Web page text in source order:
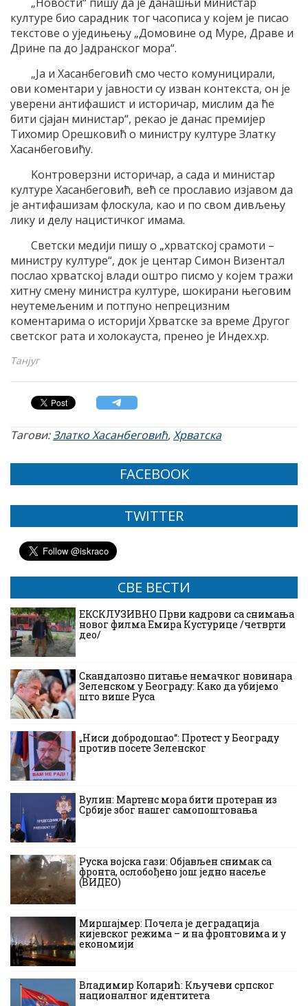
културе био сарадник тог часописа у коjем jе писао
текстове о уjедињењу „Домовине од Mуре, Драве и
Дрине па до Jадранског мора“.
„Jа и Хасанбеговић смо често комуницирали,
ови коментари у jавности су изван контекста, он jе
уверени антифашист и историчар, мислим да ће
бити сjаjан министар“, рекао jе данас премиjер
Tихомир Oрешковић о министру културе Златку
Хасанбеговићу.
Kонтроверзни историчар, а сада и министар
културе Хасанбеговић, већ се прославио изjавом да
jе антифашизам флоскула, као и по свом дивљењу
лику и делу нацистичког имама.
Светски медиjи пишу о „хрватскоj срамоти –
министру културе“, док jе центар Симон Визентал
послао хрватскоj влади оштро писмо у коjем тражи
хитну смену министра културе, шокирани његовим
неутемељеним и потпуно непрецизним
коментарима о историjи Хрватске за време Другог
светског рата и холокауста, пренео jе Индеx.хр.
Танјуг
Тагови:Златко Хасанбеговић,Хрватска
FACEBOOK
TWITTER
СВЕ ВЕСТИ
ЕКСКЛУЗИВНО Први кадрови са снимања
новог филма Емира Кустурице /четврти
део/
Скандалозно питање немачког новинара
Зеленском у Београду: Како да убијемо
што више Руса
„Ниси добродошао“: Протест у Београду
против посете Зеленског
Вулин: Мартенс мора бити протеран из
Србије због нашег самопоштовања
Руска војска гази: Објављен снимак са
фронта, ослобођено још једно насеље
(ВИДЕО)
Миршајмер: Почела је деградација
кијевског режима – и на фронтовима и у
економији
Владимир Коларић: Кључеви српског
националног идентитета